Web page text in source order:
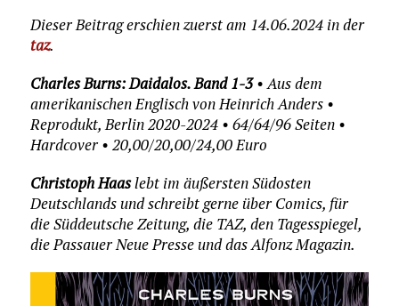
Dieser Beitrag erschien zuerst am 14.06.2024 in der
taz.
Charles Burns: Daidalos. Band 1-3• Aus dem
amerikanischen Englisch von Heinrich Anders •
Reprodukt, Berlin 2020-2024 • 64/64/96 Seiten •
Hardcover • 20,00/20,00/24,00 Euro
Christoph Haaslebt im äußersten Südosten
Deutschlands und schreibt gerne über Comics, für
die Süddeutsche Zeitung, die TAZ, den Tagesspiegel,
die Passauer Neue Presse und das Alfonz Magazin.